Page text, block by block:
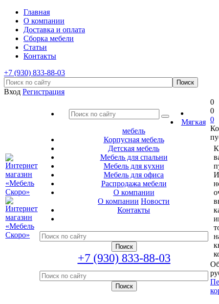
Главная
О компании
Доставка и оплата
Сборка мебели
Статьи
Контакты
+7 (930) 833-88-03
Вход Регистрация
Мягкая
мебель
Корпусная мебель
Детская мебель
Мебель для спальни
Мебель для кухни
Мебель для офиса
Распродажа мебели
О компании
О компании Новости
Контакты
+7 (930) 833-88-03
0
0
0